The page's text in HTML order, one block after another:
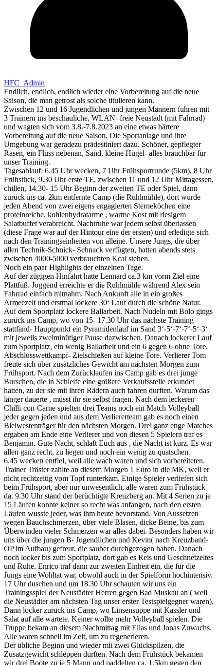
HFC_Admin
Endlich, endlich, endlich wieder eine Vorbereitung auf die neue
Saison, die man getrost als solche titulieren kann.
Zwischen 12 und 16 Jugendlichen und jungen Männern fuhren mit
3 Trainern ins beschauliche, WLAN- freie Neustadt (mit Fahrrad)
und wagten sich vom 3.8.-7.8.2023 an eine etwas härtere
Vorbereitung auf die neue Saison. Die Sportanlage und ihre
Umgebung war geradezu prädestiniert dazu. Schöner, gepflegter
Rasen, ein Fluss nebenan, Sand, kleine Hügel- alles brauchbar für
unser Training.
Tagesablauf: 6.45 Uhr wecken, 7 Uhr Frühsportrunde (5km), 8 Uhr
Frühstück, 9.30 Uhr erste TE, zwischen 11 und 12 Uhr Mittagessen,
chillen, 14.30- 15 Uhr Beginn der zweiten TE oder Spiel, dann
zurück ins ca. 2km entfernte Camp (die Ruhlmühle), dort wurde
jeden Abend von zwei eigens engagierten Sterneköchen eine
proteinreiche, kohlenhydratarme , warme Kost mit riesigem
Salatbuffet verabreicht. Nachtruhe war jedem selbst überlassen
(diese Frage war auf der Hintour eine der ersten) und erledigte sich
nach den Trainingseinheiten von alleine. Unsere Jungs, die über
allen Technik-Schnick- Schnack verfügten, hatten abends stets
zwischen 4000-5000 verbrauchten Kcal stehen.
Noch ein paar Highlights der einzelnen Tage.
Auf der zügigen Hinfahrt hatte Lennard ca.3 km vorm Ziel eine
Plattfuß. Joggend erreichte er die Ruhlmühle während Alex sein
Fahrrad einfach mitnahm. Nach Ankunft alle in ein großes
Armeezelt und erstmal lockere 30‘ Lauf durch die schöne Natur.
Auf dem Sportplatz lockere Ballarbeit. Nach Nudeln mit Bolo gings
zurück ins Camp, wo von 15- 17.30 Uhr das nächste Training
stattfand- Hauptpunkt ein Pyramidenlauf im Sand 3‘-5‘-7‘-7‘-5‘-3‘
mit jeweils zweiminütiger Pause dazwischen. Danach lockerer Lauf
zum Sportplatz, ein wenig Ballarbeit und ein 6 gegen 6 ohne Tore.
Abschlusswettkampf- Zielschießen auf kleine Tore. Verlierer Tom
freute sich über zusätzliches Gewicht am nächsten Morgen zum
Frühsport. Nach dem Zurücklaufen ins Camp gab es drei junge
Burschen, die in Schleife eine größere Verkaufsstelle erkundet
hatten, zu der sie mit ihren Rädern auch fahren durften. Warum das
länger dauerte , müsst ihr sie selbst fragen. Nach dem leckeren
Chilli-con-Carne spielten drei Teams noch ein Match Volleyball
jeder gegen jeden und aus dem Verliererteam gab es noch einen
Bleiwestenträger für den nächsten Morgen. Drei ganz enge Matches
ergaben am Ende eine Verlierer und von diesen 5 Spielern traf es
Benjamin. Gute Nacht, schlaft Euch aus , die Nacht ist kurz. Es war
allen ganz recht, zu liegen und noch ein wenig zu quatschen.
6.45 wecken entfiel, weil alle wach waren und sich vorbereiteten.
Trainer Tröster zahlte an diesem Morgen 1 Euro in die MK, weil er
nicht rechtzeitig vom Topf runterkam. Einige Spieler verliefen sich
beim Frühsport, aber nur unwesentlich, alle waren zum Frühstück
da. 9.30 Uhr stand der berüchtigte Kreuzberg an. Mit 4 Serien zu je
15 Läufen konnte keiner so recht was anfangen, nach den ersten
Läufen wusste jeder, was ihm heute bevorstand. Von Aussetzen
wegen Bauchschmerzen, über viele Blasen, dicke Beine, bis zum
Überwinden vieler Schmerzen war alles dabei. Besonders haben wir
uns über die jungen B- Jugendlichen und Kevin( nach Kreuzband-
OP im Aufbau) gefreut, die sauber durchgezogen haben. Danach
noch locker bis zum Sportplatz, dort gab es Reis und Geschnetzeltes
und Ruhe. Enrico traf dann zur zweiten Einheit ein, die für die
Jungs eine Wohltat war, obwohl auch in der Spielform hochintensiv.
17 Uhr duschen und um 18.30 Uhr schauten wir uns ein
Trainingsspiel der Neustädter Herren gegen Bad Muskau an ( weil
die Neustädter am nächsten Tag unser erster Testspielgegner waren).
Dann locker zurück ins Camp, wo Linsensuppe mit Kassler und
Salat auf alle wartete. Keiner wollte mehr Volleyball spielen. Die
Truppe bekam an diesem Nachmittag mit Elias und Jonas Zuwachs.
Alle waren schnell im Zelt, um zu regenerieren.
Der übliche Beginn und wieder mit zwei Glückspilzen, die
Zusatzgewicht schleppen durften. Nach dem Frühstück bekamen
wir drei Boote zu je 5 Mann und paddelten ca. 1,5km gegen den